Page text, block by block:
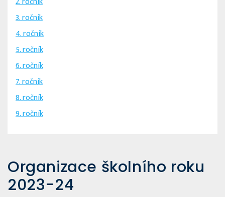
3. ročník
4. ročník
5. ročník
6. ročník
7. ročník
8. ročník
9. ročník
Organizace školního roku
2023-24